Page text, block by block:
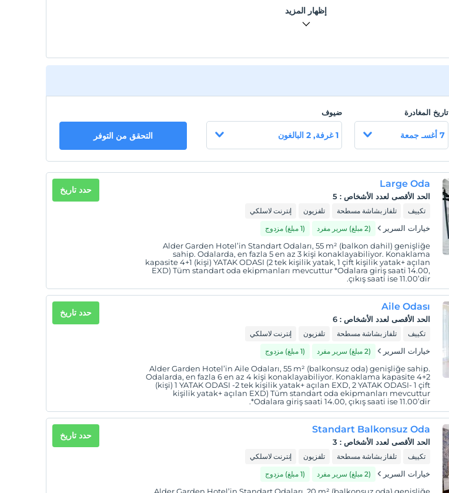
إظهار المزيد
تاريخ المغادرة
7 أغسـ جمعة
ضيوف
1 غرفة, 2 البالغون التحقق من التوفر
Large Oda
الحد الأقصى لعدد الأشخاص :
5
تكييف تلفاز بشاشة مسطحة تلفزيون إنترنت لاسلكي
خيارات السرير (2 مبلغ) سرير مفرد (1 مبلغ) مزدوج
Alder Garden Hotel’in Standart Odaları, 55 m² (balkon dahil) genişliğe
sahip. Odalarda, en fazla 5 en az 3 kişi konaklayabiliyor. Konaklama
kapasite 4+1 (kişi) YATAK ODASI (2 tek kişilik yatak, 1 çift kişilik yatak+ açılan
EXD) Tüm standart oda ekipmanları mevcuttur *Odalara giriş saati 14.00,
çıkış saati ise 11.00’dir.
حدد تاريخ
Aile Odası
الحد الأقصى لعدد الأشخاص :
6
تكييف تلفاز بشاشة مسطحة تلفزيون إنترنت لاسلكي
خيارات السرير (2 مبلغ) سرير مفرد (1 مبلغ) مزدوج
Alder Garden Hotel’in Aile Odaları, 55 m² (balkonsuz oda) genişliğe sahip.
Odalarda, en fazla 6 en az 4 kişi konaklayabiliyor. Konaklama kapasite 4+2
(kişi) 1 YATAK ODASI -2 tek kişilik yatak+ açılan EXD, 2 YATAK ODASI- 1 çift
kişilik yatak+ açılan EXD) Tüm standart oda ekipmanları mevcuttur
*Odalara giriş saati 14.00, çıkış saati ise 11.00’dir.
حدد تاريخ
Standart Balkonsuz Oda
الحد الأقصى لعدد الأشخاص :
3
تكييف تلفاز بشاشة مسطحة تلفزيون إنترنت لاسلكي
خيارات السرير (2 مبلغ) سرير مفرد (1 مبلغ) مزدوج
حدد تاريخ